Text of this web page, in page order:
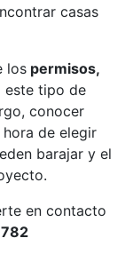
casas
los permisos,
este tipo de
conocer
de elegir
barajar y el
en contacto